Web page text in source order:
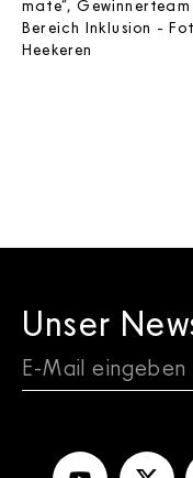
mate“, Gewinnerteam
Bereich Inklusion -
Heekeren
Unser